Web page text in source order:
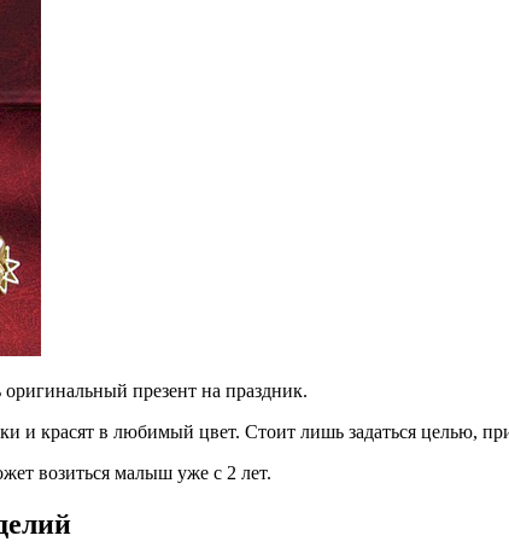
презент на праздник.
и красят в любимый цвет. Стоит лишь задаться целью,
возиться малыш уже с 2 лет.